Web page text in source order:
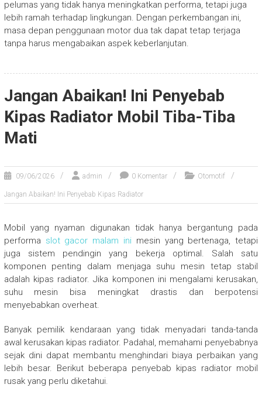
pelumas yang tidak hanya meningkatkan performa, tetapi juga
lebih ramah terhadap lingkungan. Dengan perkembangan ini,
masa depan penggunaan motor dua tak dapat tetap terjaga
tanpa harus mengabaikan aspek keberlanjutan.
Jangan Abaikan! Ini Penyebab
Kipas Radiator Mobil Tiba-Tiba
Mati
09/06/2026 admin 0 Komentar Otomotif
Jangan Abaikan! Ini Penyebab Kipas Radiator
Mobil yang nyaman digunakan tidak hanya bergantung pada
performa slot gacor malam ini mesin yang bertenaga, tetapi
juga sistem pendingin yang bekerja optimal. Salah satu
komponen penting dalam menjaga suhu mesin tetap stabil
adalah kipas radiator. Jika komponen ini mengalami kerusakan,
suhu mesin bisa meningkat drastis dan berpotensi
menyebabkan overheat.
Banyak pemilik kendaraan yang tidak menyadari tanda-tanda
awal kerusakan kipas radiator. Padahal, memahami penyebabnya
sejak dini dapat membantu menghindari biaya perbaikan yang
lebih besar. Berikut beberapa penyebab kipas radiator mobil
rusak yang perlu diketahui.